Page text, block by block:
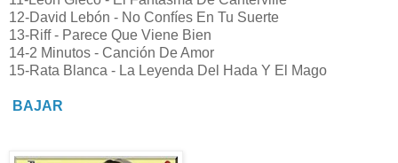
12-David Lebón - No Confíes En Tu Suerte
13-Riff - Parece Que Viene Bien
14-2 Minutos - Canción De Amor
15-Rata Blanca - La Leyenda Del Hada Y El Mago
BAJAR